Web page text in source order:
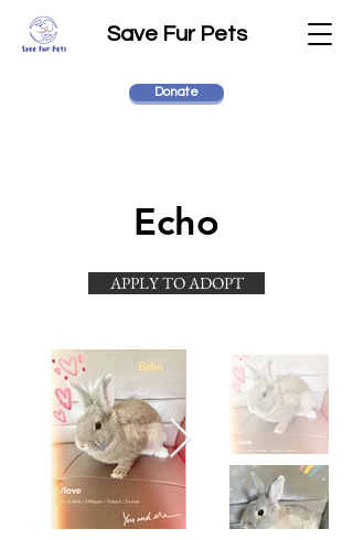
Save Fur Pets
Donate
Echo
APPLY TO ADOPT